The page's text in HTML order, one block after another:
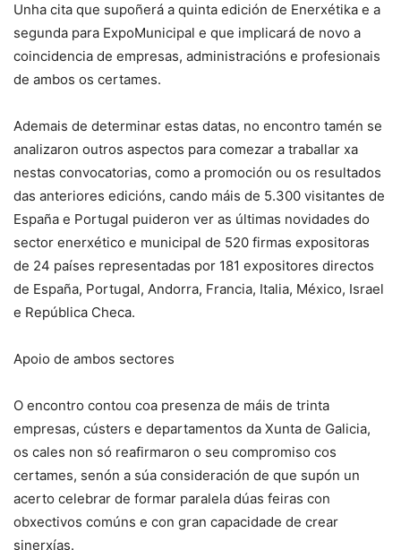
Unha cita que supoñerá a quinta edición de Enerxétika e a
segunda para ExpoMunicipal e que implicará de novo a
coincidencia de empresas, administracións e profesionais
de ambos os certames.
Ademais de determinar estas datas, no encontro tamén se
analizaron outros aspectos para comezar a traballar xa
nestas convocatorias, como a promoción ou os resultados
das anteriores edicións, cando máis de 5.300 visitantes de
España e Portugal puideron ver as últimas novidades do
sector enerxético e municipal de 520 firmas expositoras
de 24 países representadas por 181 expositores directos
de España, Portugal, Andorra, Francia, Italia, México, Israel
e República Checa.
Apoio de ambos sectores
O encontro contou coa presenza de máis de trinta
empresas, cústers e departamentos da Xunta de Galicia,
os cales non só reafirmaron o seu compromiso cos
certames, senón a súa consideración de que supón un
acerto celebrar de formar paralela dúas feiras con
obxectivos comúns e con gran capacidade de crear
sinerxías.